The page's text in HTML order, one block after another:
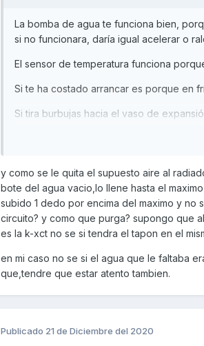
La bomba de agua te funciona bien,
si no funcionara, daría igual acelerar o
El sensor de temperatura funciona
Si te ha costado arrancar es porque en
Si tira burbujas hacia el vaso de
Lo siento pero tienes la junta de culata
refrigerante y cuando nos damos
nos damos cuenta de que el nivel del
de expansión no puede rellenar el
sigue lleno, o incluso puede pasar que
llega agua al sensor, no indica la
Un saludo
y como se le quita el supuesto aire al
bote del agua vacio,lo llene hasta el
subido 1 dedo por encima del maximo y no
circuito? y como que purga? supongo que
es la k-xct no se si tendra el tapon en el
en mi caso no se si el agua que le faltaba
que,tendre que estar atento tambien.
Publicado 21 de Diciembre del 2020